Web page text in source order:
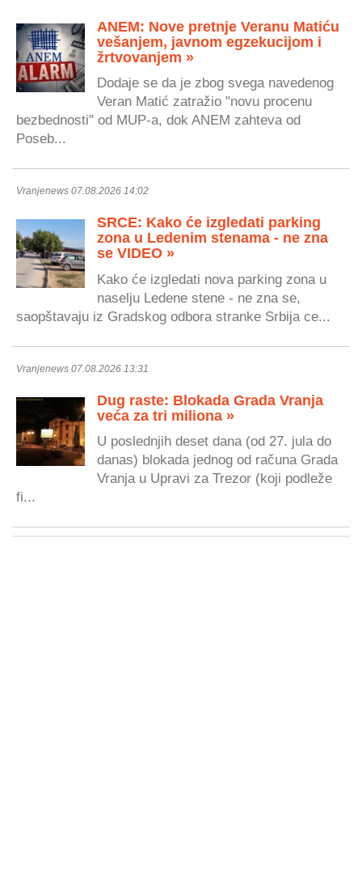
ANEM: Nove pretnje Veranu Matiću
vešanjem, javnom egzekucijom i
žrtvovanjem »
Dodaje se da je zbog svega navedenog
Veran Matić zatražio "novu procenu
bezbednosti" od MUP-a, dok ANEM zahteva od
Poseb...
Vranjenews 07.08.2026 14:02
SRCE: Kako će izgledati parking
zona u Ledenim stenama - ne zna
se VIDEO »
Kako će izgledati nova parking zona u
naselju Ledene stene - ne zna se,
saopštavaju iz Gradskog odbora stranke Srbija ce...
Vranjenews 07.08.2026 13:31
Dug raste: Blokada Grada Vranja
veća za tri miliona »
U poslednjih deset dana (od 27. jula do
danas) blokada jednog od računa Grada
Vranja u Upravi za Trezor (koji podleže
fi...